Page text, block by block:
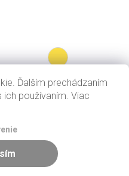
Ďalším prechádzaním
používaním. Viac